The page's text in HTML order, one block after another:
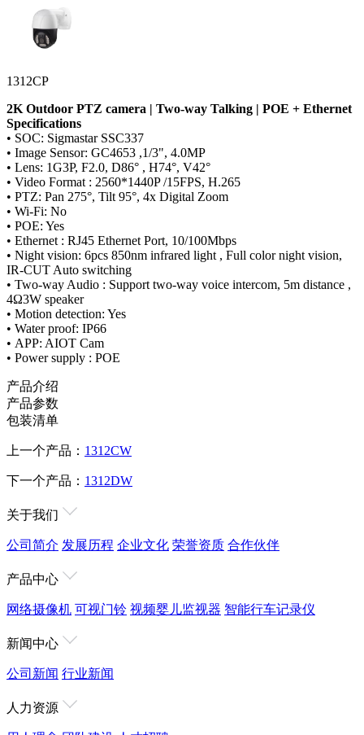
1312CP
2K Outdoor PTZ camera | Two-way Talking | POE + Ethernet
Specifications
• SOC: Sigmastar SSC337
• Image Sensor: GC4653 ,1/3", 4.0MP
• Lens: 1G3P, F2.0, D86° , H74°, V42°
• Video Format : 2560*1440P /15FPS, H.265
• PTZ: Pan 275°, Tilt 95°, 4x Digital Zoom
• Wi-Fi: No
• POE: Yes
• Ethernet : RJ45 Ethernet Port, 10/100Mbps
• Night vision: 6pcs 850nm infrared light , Full color night vision,
IR-CUT Auto switching
• Two-way Audio : Support two-way voice intercom, 5m distance ,
4Ω3W speaker
• Motion detection: Yes
• Water proof: IP66
• APP: AIOT Cam
• Power supply : POE
产品介绍
产品参数
包装清单
上一个产品： 1312CW
下一个产品： 1312DW
关于我们
公司简介 发展历程 企业文化 荣誉资质 合作伙伴
产品中心
网络摄像机 可视门铃 视频婴儿监视器 智能行车记录仪
新闻中心
公司新闻 行业新闻
人力资源